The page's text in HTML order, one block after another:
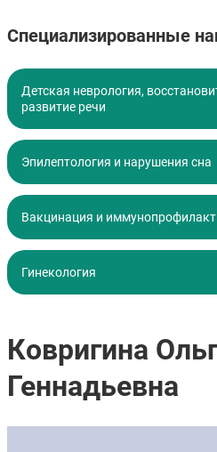
Специализированные
Детская неврология,
развитие речи
Эпилептология и нарушения сна
Вакцинация и
Гинекология
Ковригина
Геннадьевна